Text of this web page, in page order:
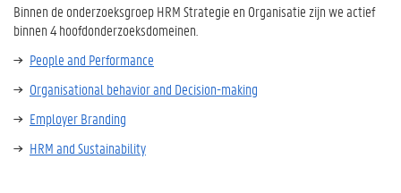
Binnen de onderzoeksgroep HRM Strategie en Organisatie zijn we actief
binnen 4 hoofdonderzoeksdomeinen.
People and Performance
Organisational behavior and Decision-making
Employer Branding
HRM and Sustainability